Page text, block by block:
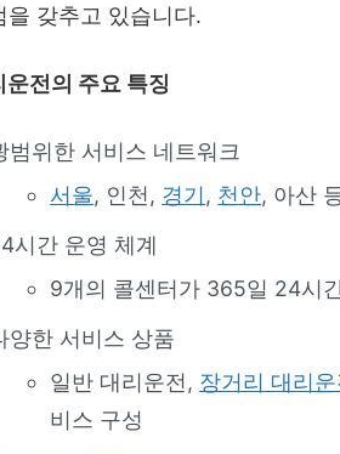
을 갖추고 있습니다.
운전의 주요 특징
범위한 서비스 네트워크
서울, 인천, 경기 , 천안, 아산
시간 운영 체계
9개의 콜센터가 365일 24시
양한 서비스 상품
일반 대리운전, 장거리 대리운
비스 구성